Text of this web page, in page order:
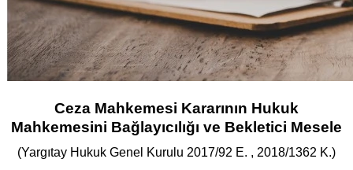
Ceza Mahkemesi Kararının Hukuk
Mahkemesini Bağlayıcılığı ve Bekletici Mesele
(Yargıtay Hukuk Genel Kurulu 2017/92 E. , 2018/1362 K.)